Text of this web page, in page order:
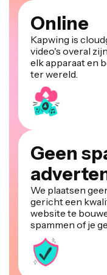
Online
Kapwing is
video's overal
elk apparaat en
ter wereld.
Geen
We plaatsen
gericht een
website te
spammen of je